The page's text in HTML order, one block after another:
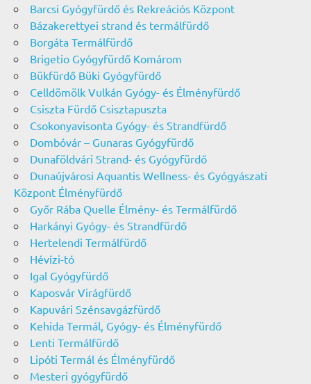
Barcsi Gyógyfürdő és Rekreációs Központ
Bázakerettyei strand és termálfürdő
Borgáta Termálfürdő
Brigetio Gyógyfürdő Komárom
Bükfürdő Büki Gyógyfürdő
Celldömölk Vulkán Gyógy- és Élményfürdő
Csiszta Fürdő Csisztapuszta
Csokonyavisonta Gyógy- és Strandfürdő
Dombóvár – Gunaras Gyógyfürdő
Dunaföldvári Strand- és Gyógyfürdő
Dunaújvárosi Aquantis Wellness- és Gyógyászati
Központ Élményfürdő
Győr Rába Quelle Élmény- és Termálfürdő
Harkányi Gyógy- és Strandfürdő
Hertelendi Termálfürdő
Hévízi-tó
Igal Gyógyfürdő
Kaposvár Virágfürdő
Kapuvári Szénsavgázfürdő
Kehida Termál, Gyógy- és Élményfürdő
Lenti Termálfürdő
Lipóti Termál és Élményfürdő
Mesteri gyógyfürdő